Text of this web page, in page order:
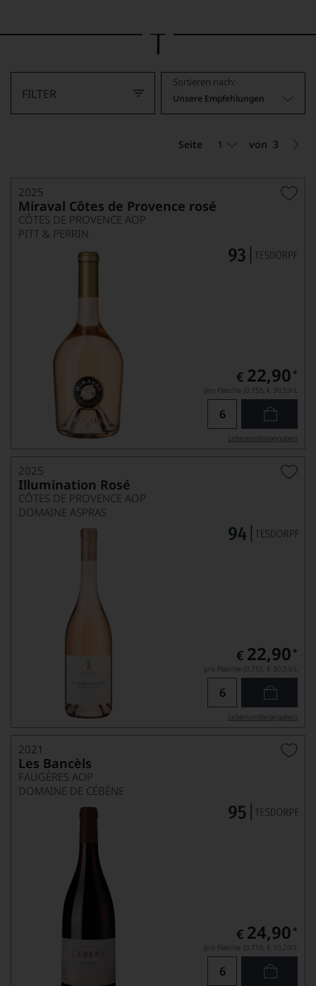
von
FILTER
Sortieren nach:
Unsere Empfehlungen
Seite 1 von 3
2025
Miraval Côtes de Provence rosé
CÔTES DE PROVENCE AOP
PITT & PERRIN
€ 22,90 *
pro Flasche (0.75l), € 30,53/L
Lebensmittel­angaben
2025
Illumination Rosé
CÔTES DE PROVENCE AOP
DOMAINE ASPRAS
€ 22,90 *
pro Flasche (0.75l), € 30,53/L
Lebensmittel­angaben
2021
Les Bancèls
FAUGÈRES AOP
DOMAINE DE CÉBÈNE
€ 24,90 *
pro Flasche (0.75l), € 33,20/L